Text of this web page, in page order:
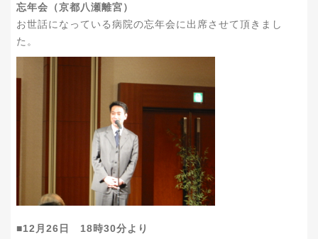
忘年会（京都八瀬離宮）
お世話になっている病院の忘年会に出席させて頂きまし
た。
■12月26日 18時30分より